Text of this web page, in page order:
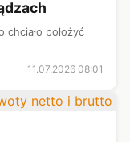
chciało położyć
11.07.2026 08:01